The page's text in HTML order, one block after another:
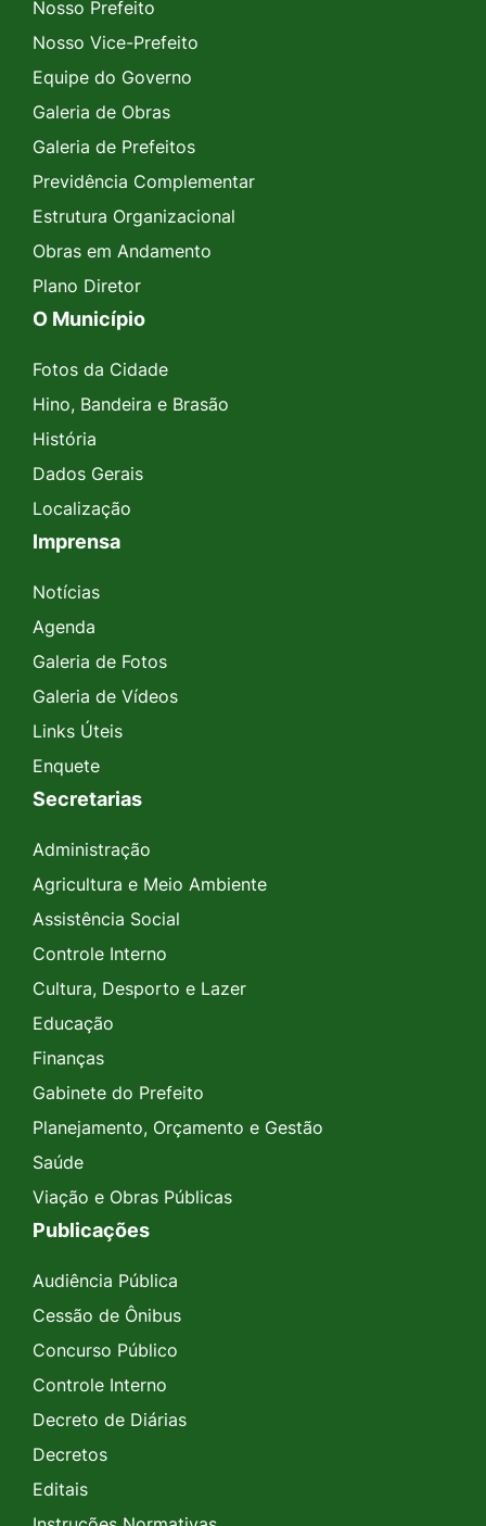
Nosso Prefeito
Nosso Vice-Prefeito
Equipe do Governo
Galeria de Obras
Galeria de Prefeitos
Previdência Complementar
Estrutura Organizacional
Obras em Andamento
Plano Diretor
O Município
Fotos da Cidade
Hino, Bandeira e Brasão
História
Dados Gerais
Localização
Imprensa
Notícias
Agenda
Galeria de Fotos
Galeria de Vídeos
Links Úteis
Enquete
Secretarias
Administração
Agricultura e Meio Ambiente
Assistência Social
Controle Interno
Cultura, Desporto e Lazer
Educação
Finanças
Gabinete do Prefeito
Planejamento, Orçamento e Gestão
Saúde
Viação e Obras Públicas
Publicações
Audiência Pública
Cessão de Ônibus
Concurso Público
Controle Interno
Decreto de Diárias
Decretos
Editais